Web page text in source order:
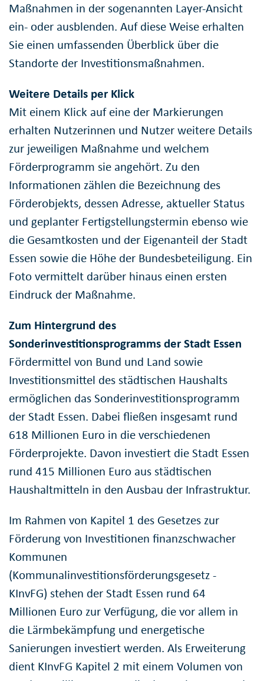
Maßnahmen in der sogenannten Layer-Ansicht
ein- oder ausblenden. Auf diese Weise erhalten
Sie einen umfassenden Überblick über die
Standorte der Investitionsmaßnahmen.
Weitere Details per Klick
Mit einem Klick auf eine der Markierungen
erhalten Nutzerinnen und Nutzer weitere Details
zur jeweiligen Maßnahme und welchem
Förderprogramm sie angehört. Zu den
Informationen zählen die Bezeichnung des
Förderobjekts, dessen Adresse, aktueller Status
und geplanter Fertigstellungstermin ebenso wie
die Gesamtkosten und der Eigenanteil der Stadt
Essen sowie die Höhe der Bundesbeteiligung. Ein
Foto vermittelt darüber hinaus einen ersten
Eindruck der Maßnahme.
Zum Hintergrund des
Sonderinvestitionsprogramms der Stadt Essen
Fördermittel von Bund und Land sowie
Investitionsmittel des städtischen Haushalts
ermöglichen das Sonderinvestitionsprogramm
der Stadt Essen. Dabei fließen insgesamt rund
618 Millionen Euro in die verschiedenen
Förderprojekte. Davon investiert die Stadt Essen
rund 415 Millionen Euro aus städtischen
Haushaltmitteln in den Ausbau der Infrastruktur.
Im Rahmen von Kapitel 1 des Gesetzes zur
Förderung von Investitionen finanzschwacher
Kommunen
(Kommunalinvestitionsförderungsgesetz -
KInvFG) stehen der Stadt Essen rund 64
Millionen Euro zur Verfügung, die vor allem in
die Lärmbekämpfung und energetische
Sanierungen investiert werden. Als Erweiterung
dient KInvFG Kapitel 2 mit einem Volumen von